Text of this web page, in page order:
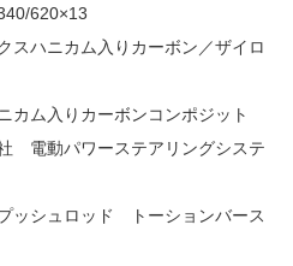
620×13
スハニカム入りカーボン／ザイロ
カム入りカーボンコンポジット
電動パワーステアリングシステ
ッシュロッド トーションバース